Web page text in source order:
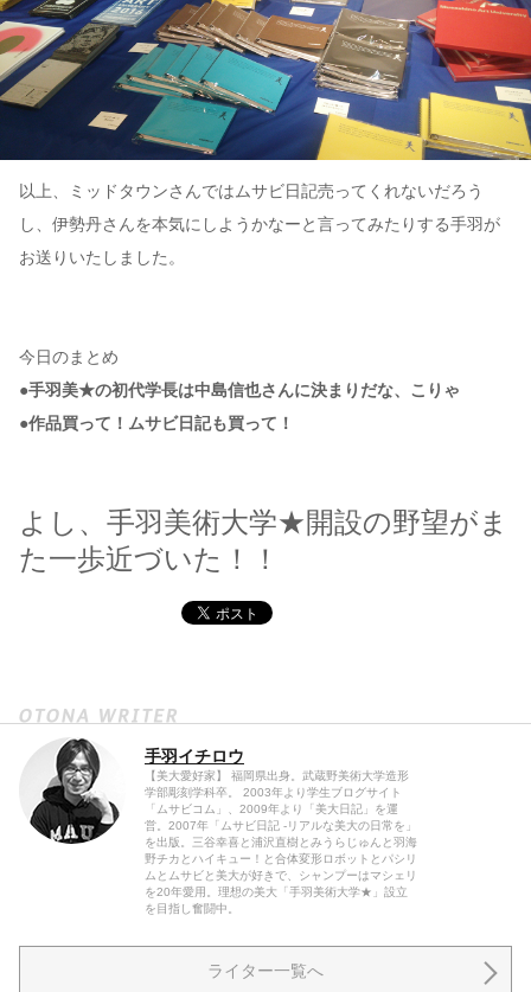
以上、ミッドタウンさんではムサビ日記売ってくれないだろう
し、伊勢丹さんを本気にしようかなーと言ってみたりする手羽が
お送りいたしました。
今日のまとめ
●手羽美★の初代学長は中島信也さんに決まりだな、こりゃ
●作品買って！ムサビ日記も買って！
よし、手羽美術大学★開設の野望がま
た一歩近づいた！！
手羽イチロウ
【美大愛好家】 福岡県出身。武蔵野美術大学造形
学部彫刻学科卒。 2003年より学生ブログサイト
「ムサビコム」、2009年より「美大日記」を運
営。2007年「ムサビ日記 -リアルな美大の日常を」
を出版。三谷幸喜と浦沢直樹とみうらじゅんと羽海
野チカとハイキュー！と合体変形ロボットとパシリ
ムとムサビと美大が好きで、シャンプーはマシェリ
を20年愛用。理想の美大「手羽美術大学★」設立
を目指し奮闘中。
ライター一覧へ